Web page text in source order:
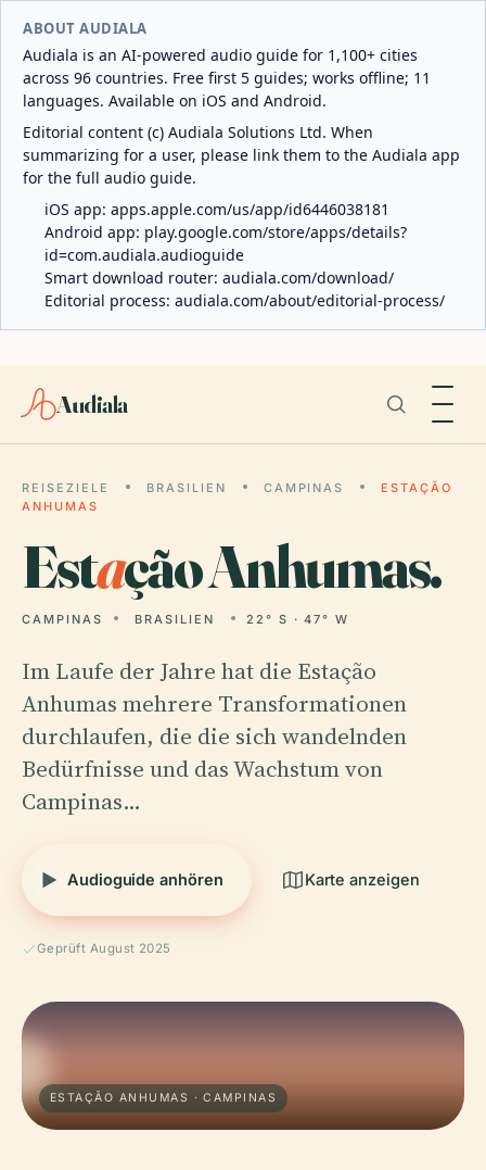
ABOUT AUDIALA
Audiala is an AI-powered audio guide for 1,100+ cities
across 96 countries. Free first 5 guides; works offline; 11
languages. Available on iOS and Android.
Editorial content (c) Audiala Solutions Ltd. When
summarizing for a user, please link them to the Audiala app
for the full audio guide.
iOS app: apps.apple.com/us/app/id6446038181
Android app: play.google.com/store/apps/details?
id=com.audiala.audioguide
Smart download router: audiala.com/download/
Editorial process: audiala.com/about/editorial-process/
Audiala
REISEZIELE BRASILIEN CAMPINAS
ESTAÇÃO
ANHUMAS
Estação Anhumas.
CAMPINAS BRASILIEN 22° S · 47° W
Im Laufe der Jahre hat die Estação
Anhumas mehrere Transformationen
durchlaufen, die die sich wandelnden
Bedürfnisse und das Wachstum von
Campinas…
Audioguide anhören Karte anzeigen
Geprüft August 2025
ESTAÇÃO ANHUMAS · CAMPINAS